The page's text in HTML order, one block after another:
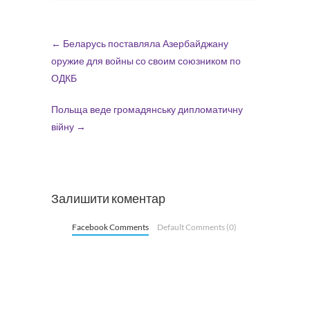
← Беларусь поставляла Азербайджану
оружие для войны со своим союзником по
ОДКБ
Польща веде громадянську дипломатичну
війну →
Залишити коментар
Facebook Comments Default Comments (0)